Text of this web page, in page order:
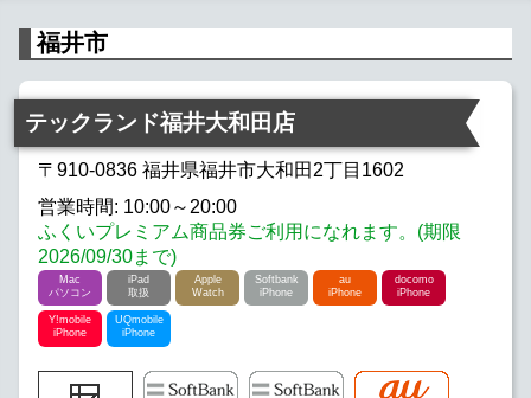
Apple Watch
Softbank iPhone au iPhone
docomo iPhone Y!mobile iPhone
UQmobile iPhone Rakuten iPhone
福井市
テックランド福井大和田店
〒910-0836 福井県福井市大和田2丁目1602
営業時間: 10:00～20:00
ふくいプレミアム商品券ご利用になれます。(期限
2026/09/30まで)
Mac
パソコン
iPad
取扱
Apple
Watch
Softbank
iPhone
au
iPhone
docomo
iPhone
Y!mobile
iPhone
UQmobile
iPhone